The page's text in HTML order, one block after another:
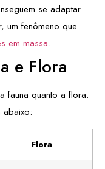
se adaptar
um fenômeno que
em massa.
e Flora
fauna quanto a flora.
abaixo:
Flora